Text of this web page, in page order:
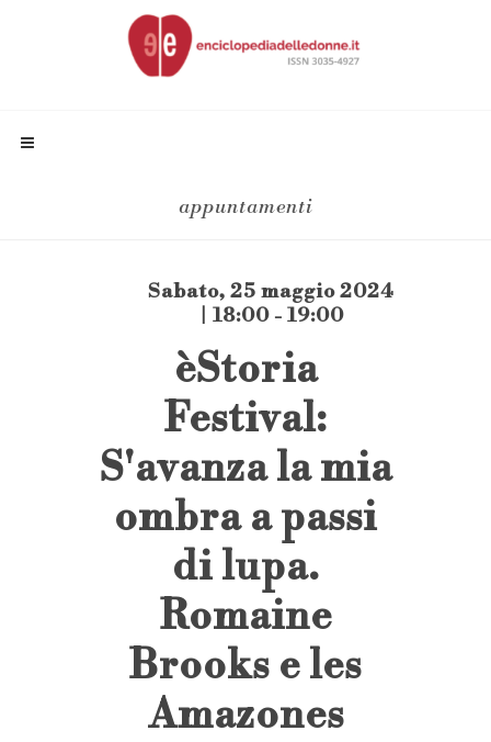
appuntamenti
Sabato, 25 maggio 2024
| 18:00 - 19:00
èStoria
Festival:
S'avanza la mia
ombra a passi
di lupa.
Romaine
Brooks e les
Amazones